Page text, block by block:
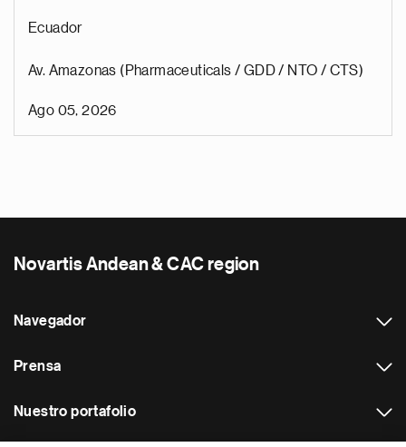
Ecuador
Av. Amazonas (Pharmaceuticals / GDD / NTO / CTS)
Ago 05, 2026
Novartis Andean & CAC region
Navegador
Prensa
Nuestro portafolio